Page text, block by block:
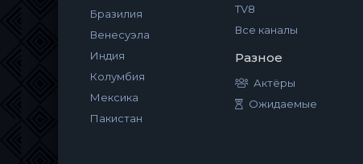
Бразилия
Венесуэла
Индия
Колумбия
Мексика
Пакистан
TV8
Все каналы
Разное
Актёры
Ожидаемые